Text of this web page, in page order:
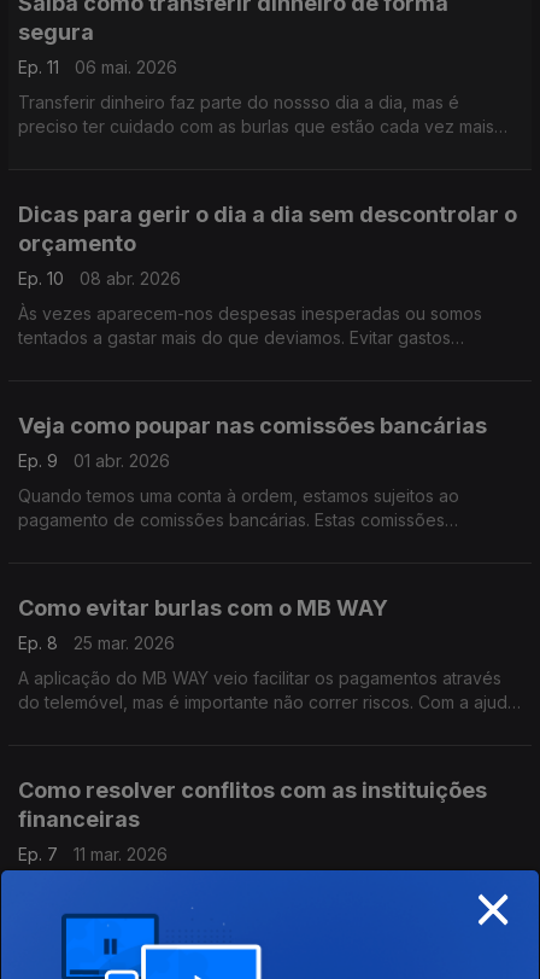
segura
Ep. 11
06 mai. 2026
Transferir dinheiro faz parte do nossso dia a dia, mas é
preciso ter cuidado com as burlas que estão cada vez mais
Dicas para gerir o dia a dia sem descontrolar o
orçamento
Ep. 10
08 abr. 2026
Às vezes aparecem-nos despesas inesperadas ou somos
tentados a gastar mais do que deviamos. Evitar gastos
Veja como poupar nas comissões bancárias
Ep. 9
01 abr. 2026
Quando temos uma conta à ordem, estamos sujeitos ao
pagamento de comissões bancárias. Estas comissões
Como evitar burlas com o MB WAY
Ep. 8
25 mar. 2026
A aplicação do MB WAY veio facilitar os pagamentos através
do telemóvel, mas é importante não correr riscos. Com a ajuda
Como resolver conflitos com as instituições
financeiras
Ep. 7
11 mar. 2026
Neste episódio o Pedro Dias, do Banco de Portugal, ajuda-nos
a saber o que fazer quando achamos que o nosso banco não
está a atuar corretamente.
×